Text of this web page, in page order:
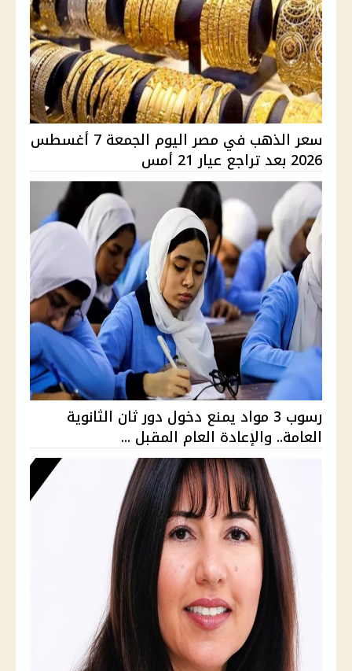
سعر الذهب في مصر اليوم الجمعة 7 أغسطس
2026 بعد تراجع عيار 21 أمس
رسوب 3 مواد يمنع دخول دور ثان الثانوية
العامة.. والإعادة العام المقبل ...